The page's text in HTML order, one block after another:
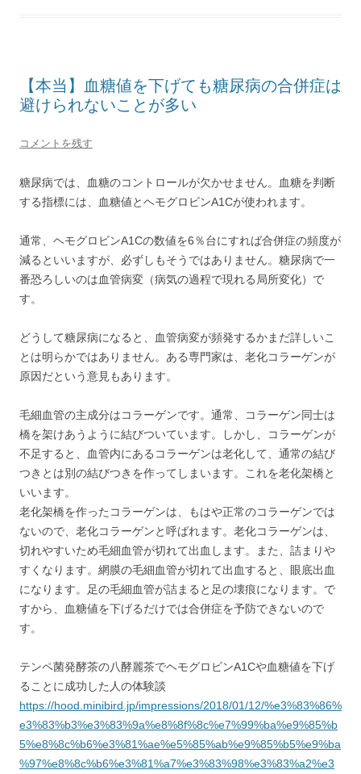
【本当】血糖値を下げても糖尿病の合併症は
避けられないことが多い
コメントを残す
糖尿病では、血糖のコントロールが欠かせません。血糖を判断
する指標には、血糖値とヘモグロビンA1Cが使われます。
通常、ヘモグロビンA1Cの数値を6％台にすれば合併症の頻度が
減るといいますが、必ずしもそうではありません。糖尿病で一
番恐ろしいのは血管病変（病気の過程で現れる局所変化）で
す。
どうして糖尿病になると、血管病変が頻発するかまだ詳しいこ
とは明らかではありません。ある専門家は、老化コラーゲンが
原因だという意見もあります。
毛細血管の主成分はコラーゲンです。通常、コラーゲン同士は
橋を架けあうように結びついています。しかし、コラーゲンが
不足すると、血管内にあるコラーゲンは老化して、通常の結び
つきとは別の結びつきを作ってしまいます。これを老化架橋と
いいます。
老化架橋を作ったコラーゲンは、もはや正常のコラーゲンでは
ないので、老化コラーゲンと呼ばれます。老化コラーゲンは、
切れやすいため毛細血管が切れて出血します。また、詰まりや
すくなります。網膜の毛細血管が切れて出血すると、眼底出血
になります。足の毛細血管が詰まると足の壊痕になります。で
すから、血糖値を下げるだけでは合併症を予防できないので
す。
テンペ菌発酵茶の八酵麗茶でヘモグロビンA1Cや血糖値を下げ
ることに成功した人の体験談
https://hood.minibird.jp/impressions/2018/01/12/%e3%83%86%
e3%83%b3%e3%83%9a%e8%8f%8c%e7%99%ba%e9%85%b
5%e8%8c%b6%e3%81%ae%e5%85%ab%e9%85%b5%e9%ba
%97%e8%8c%b6%e3%81%a7%e3%83%98%e3%83%a2%e3